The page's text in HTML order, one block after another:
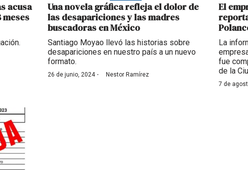
acusa
Una novela gráfica refleja el dolor de
las desapariciones y las madres
buscadoras en México
Santiago Moyao llevó las historias sobre
desapariciones en nuestro país a un nuevo
formato.
26 de junio, 2024· Nestor Ramírez
El
La
fue
de la
7 de